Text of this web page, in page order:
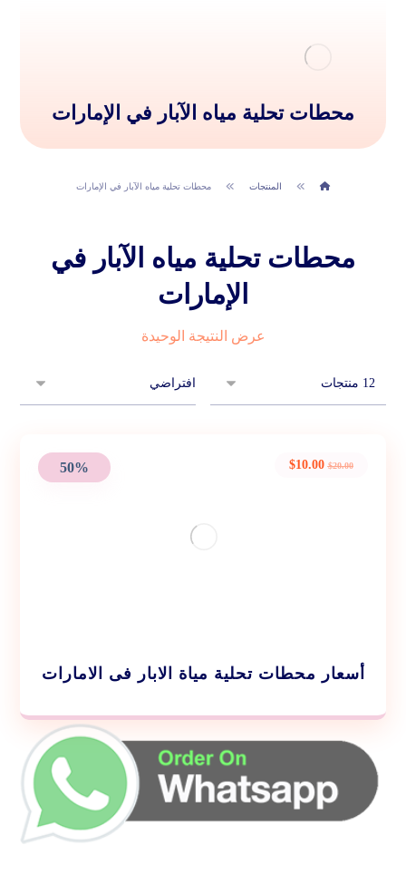
محطات تحلية مياه الآبار في الإمارات
المنتجات محطات تحلية مياه الآبار في الإمارات
محطات تحلية مياه الآبار في
الإمارات
عرض النتيجة الوحيدة
50%
أسعار محطات تحلية مياة الابار فى الامارات
$20.00
$10.00